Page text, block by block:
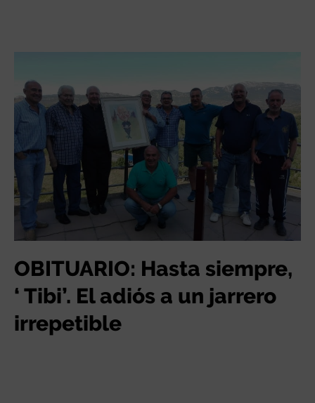
OBITUARIO: Hasta siempre,
‘ Tibi’. El adiós a un jarrero
irrepetible